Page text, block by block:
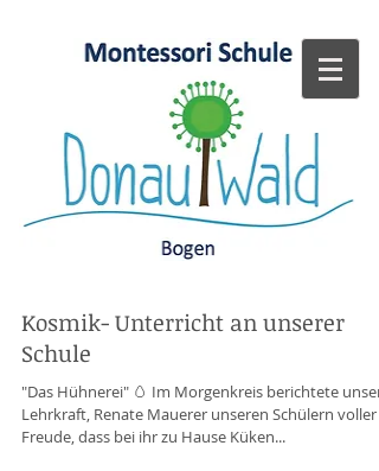
Kosmik- Unterricht an unserer
Schule
"Das Hühnerei" 🥚 Im Morgenkreis berichtete unsere
Lehrkraft, Renate Mauerer unseren Schülern voller
Freude, dass bei ihr zu Hause Küken...